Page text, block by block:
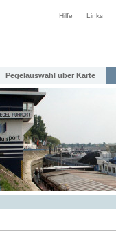
Hilfe Links
Pegelauswahl über Karte